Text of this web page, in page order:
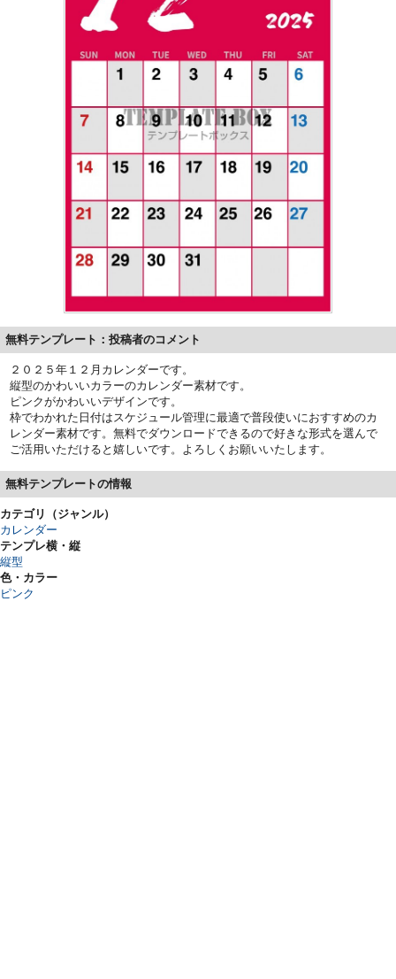
無料テンプレート：投稿者のコメント
２０２５年１２月カレンダーです。
縦型のかわいいカラーのカレンダー素材です。
ピンクがかわいいデザインです。
枠でわかれた日付はスケジュール管理に最適で普段使いにおすすめのカ
レンダー素材です。無料でダウンロードできるので好きな形式を選んで
ご活用いただけると嬉しいです。よろしくお願いいたします。
無料テンプレートの情報
カテゴリ（ジャンル）
カレンダー
テンプレ横・縦
縦型
色・カラー
ピンク